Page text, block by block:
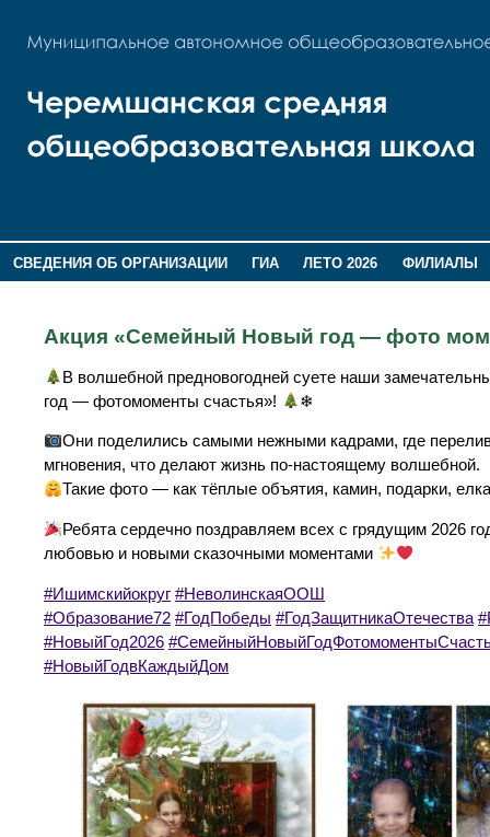
СВЕДЕНИЯ ОБ ОРГАНИЗАЦИИ ГИА ЛЕТО 2026
ФИЛИАЛЫ
Акция «Семейный Новый год — фото
В волшебной предновогодней суете наши
год — фотомоменты счастья»!
❄
Они поделились самыми нежными кадрами, где
мгновения, что делают жизнь по-настоящему волшебной.
Такие фото — как тёплые объятия, камин, подарки,
Ребята сердечно поздравляем всех с грядущим 2026
любовью и новыми сказочными моментами
#Ишимскийокруг #НеволинскаяООШ
#Образование72 #ГодПобеды #ГодЗащитникаОтечества
#НовыйГод2026
#НовыйГодвКаждыйДом